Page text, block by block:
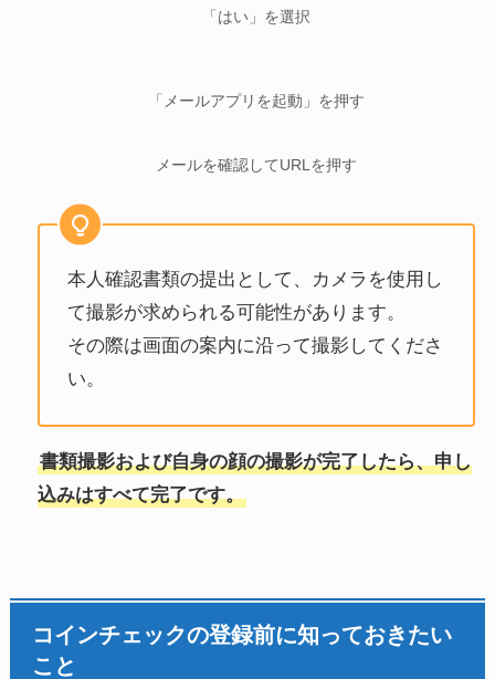
「はい」を選択
「メールアプリを起動」を押す
メールを確認してURLを押す
本人確認書類の提出として、カメラを使用し
て撮影が求められる可能性があります。
その際は画面の案内に沿って撮影してくださ
い。
書類撮影および自身の顔の撮影が完了したら、申し
込みはすべて完了です。
コインチェックの登録前に知っておきたい
こと